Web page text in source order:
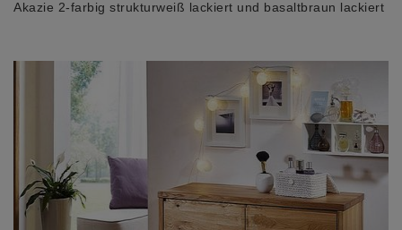
Akazie 2-farbig strukturweiß lackiert und basaltbraun lackiert